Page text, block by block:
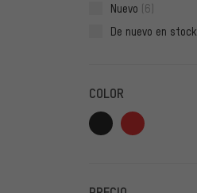
Nuevo (6)
De nuevo en stock
COLOR